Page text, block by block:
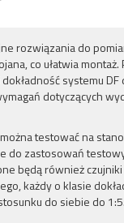
rozwiązania do
co ułatwia
systemu DF
dotyczących
testować na
do zastosowań
będą również
każdy o klasie
do siebie do 1:5.